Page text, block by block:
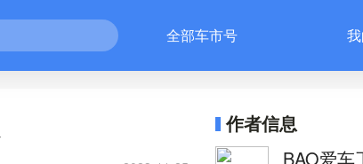
全部车市号
作者信息
BAO爱车